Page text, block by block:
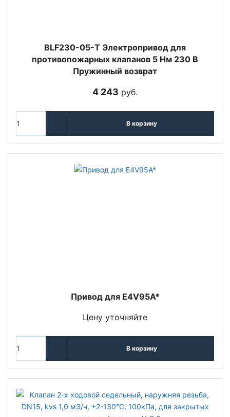
BLF230-05-T Электропривод для
противопожарных клапанов 5 Нм 230 В
Пружинный возврат
4 243 руб.
В корзину
Привод для E4V95A*
Цену уточняйте
В корзину